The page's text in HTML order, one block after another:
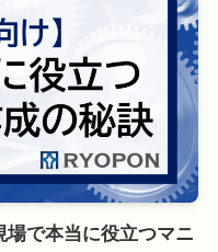
で本当に役立つマニ